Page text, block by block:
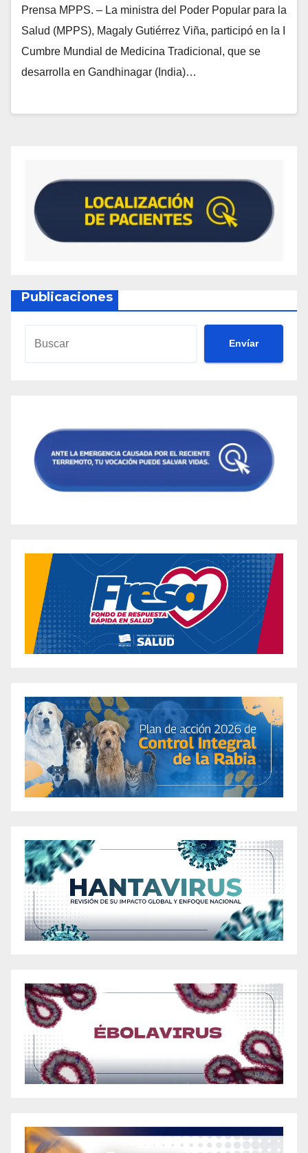
Prensa MPPS. – La ministra del Poder Popular para la
Salud (MPPS), Magaly Gutiérrez Viña, participó en la I
Cumbre Mundial de Medicina Tradicional, que se
desarrolla en Gandhinagar (India)…
Publicaciones
Envíar